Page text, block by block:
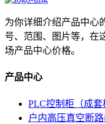
为你详细介绍产品中心
号、范围、图片等，在
场产品中心价格。
产品中心
PLC控制柜（成套
户内高压真空断路